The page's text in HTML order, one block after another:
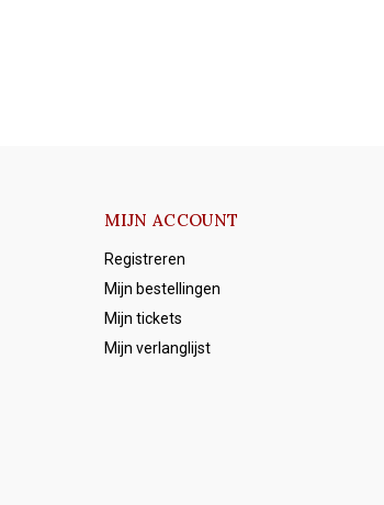
MIJN ACCOUNT
Registreren
Mijn bestellingen
Mijn tickets
Mijn verlanglijst